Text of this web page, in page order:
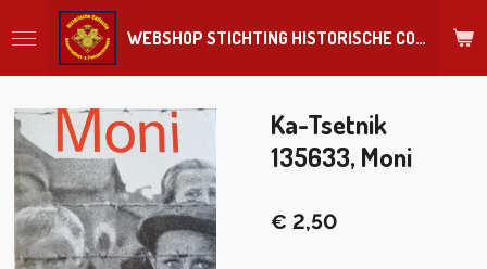
direct
hoofdinhoud
WEBSHOP STICHTING HISTORISCHE COLLECTIE REGIMENT
Ka-Tsetnik
135633, Moni
€ 2,50